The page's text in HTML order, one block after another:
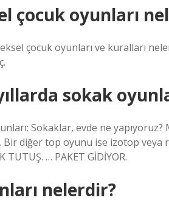
çocuk oyunları
çocuk oyunları ve kuralları
yıllarda sokak
Sokaklar, evde ne
Bir diğer top oyunu ise izotop
TUTUŞ. … PAKET GİDİYOR.
nelerdir?